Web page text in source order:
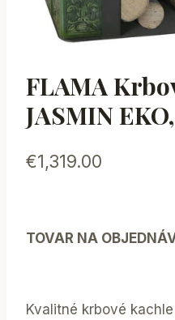
FLAMA
JASMIN
€1,319.00
TOVAR NA
Kvalitné krbové